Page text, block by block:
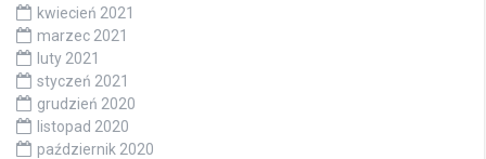
kwiecień 2021
marzec 2021
luty 2021
styczeń 2021
grudzień 2020
listopad 2020
październik 2020